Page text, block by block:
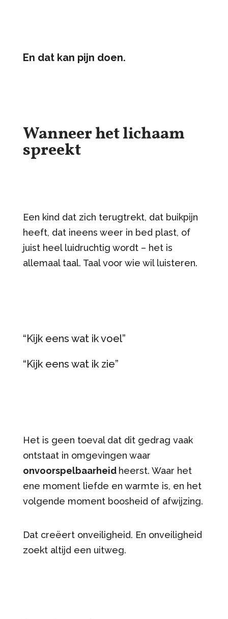
En dat kan pijn doen.
Wanneer het lichaam
spreekt
Een kind dat zich terugtrekt, dat buikpijn
heeft, dat ineens weer in bed plast, of
juist heel luidruchtig wordt – het is
allemaal taal. Taal voor wie wil luisteren.
“Kijk eens wat ik voel”
“Kijk eens wat ik zie”
Het is geen toeval dat dit gedrag vaak
ontstaat in omgevingen waar
onvoorspelbaarheid heerst. Waar het
ene moment liefde en warmte is, en het
volgende moment boosheid of afwijzing.
Dat creëert onveiligheid. En onveiligheid
zoekt altijd een uitweg.